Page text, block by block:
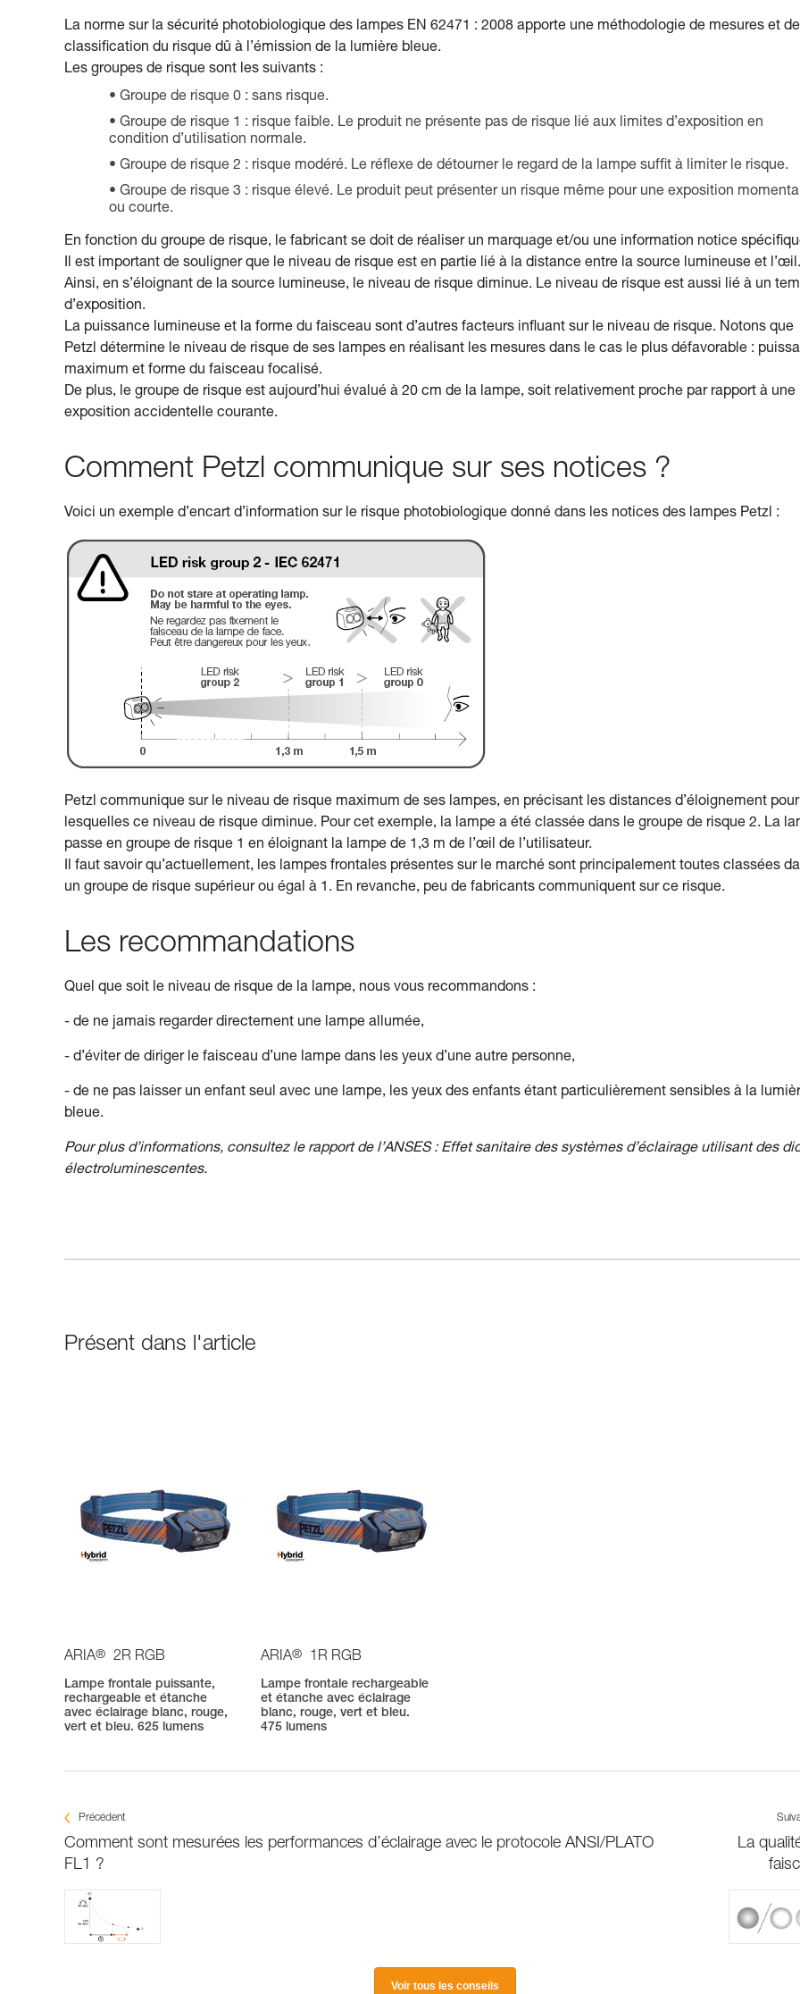
La norme sur la sécurité photobiologique des lampes EN 62471 : 2008 apporte une méthodologie de mesures et de
classification du risque dû à l’émission de la lumière bleue.
Les groupes de risque sont les suivants :
Groupe de risque 0 : sans risque.
Groupe de risque 1 : risque faible. Le produit ne présente pas de risque lié aux limites d’exposition en
condition d’utilisation normale.
Groupe de risque 2 : risque modéré. Le réflexe de détourner le regard de la lampe suffit à limiter le risque.
Groupe de risque 3 : risque élevé. Le produit peut présenter un risque même pour une exposition
ou courte.
En fonction du groupe de risque, le fabricant se doit de réaliser un marquage et/ou une information notice
Il est important de souligner que le niveau de risque est en partie lié à la distance entre la source lumineuse et l’œil.
Ainsi, en s’éloignant de la source lumineuse, le niveau de risque diminue. Le niveau de risque est aussi lié à un
d’exposition.
La puissance lumineuse et la forme du faisceau sont d’autres facteurs influant sur le niveau de risque. Notons que
Petzl détermine le niveau de risque de ses lampes en réalisant les mesures dans le cas le plus défavorable :
maximum et forme du faisceau focalisé.
De plus, le groupe de risque est aujourd’hui évalué à 20 cm de la lampe, soit relativement proche par rapport à une
exposition accidentelle courante.
Comment Petzl communique sur ses notices ?
Voici un exemple d’encart d’information sur le risque photobiologique donné dans les notices des lampes Petzl :
Petzl communique sur le niveau de risque maximum de ses lampes, en précisant les distances d’éloignement pour
lesquelles ce niveau de risque diminue. Pour cet exemple, la lampe a été classée dans le groupe de risque 2. La
passe en groupe de risque 1 en éloignant la lampe de 1,3 m de l’œil de l’utilisateur.
Il faut savoir qu’actuellement, les lampes frontales présentes sur le marché sont principalement toutes classées
un groupe de risque supérieur ou égal à 1. En revanche, peu de fabricants communiquent sur ce risque.
Les recommandations
Quel que soit le niveau de risque de la lampe, nous vous recommandons :
- de ne jamais regarder directement une lampe allumée,
- d’éviter de diriger le faisceau d’une lampe dans les yeux d’une autre personne,
- de ne pas laisser un enfant seul avec une lampe, les yeux des enfants étant particulièrement sensibles à la
bleue.
Pour plus d’informations, consultez le rapport de l’ANSES : Effet sanitaire des systèmes d’éclairage utilisant des
électroluminescentes.
Présent dans l'article
ARIA® 2R RGB
Lampe frontale puissante,
rechargeable et étanche
avec éclairage blanc, rouge,
vert et bleu. 625 lumens
ARIA® 1R RGB
Lampe frontale rechargeable
et étanche avec éclairage
blanc, rouge, vert et bleu.
475 lumens
Précédent
Comment sont mesurées les performances d’éclairage avec le protocole ANSI/PLATO
FL1 ?
La
Voir tous les conseils